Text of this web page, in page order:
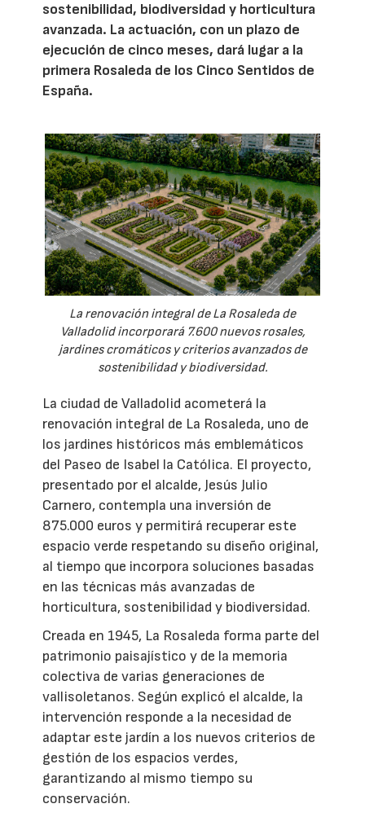
sostenibilidad, biodiversidad y horticultura
avanzada. La actuación, con un plazo de
ejecución de cinco meses, dará lugar a la
primera Rosaleda de los Cinco Sentidos de
España.
La renovación integral de La Rosaleda de
Valladolid incorporará 7.600 nuevos rosales,
jardines cromáticos y criterios avanzados de
sostenibilidad y biodiversidad.
La ciudad de Valladolid acometerá la
renovación integral de La Rosaleda, uno de
los jardines históricos más emblemáticos
del Paseo de Isabel la Católica. El proyecto,
presentado por el alcalde, Jesús Julio
Carnero, contempla una inversión de
875.000 euros y permitirá recuperar este
espacio verde respetando su diseño original,
al tiempo que incorpora soluciones basadas
en las técnicas más avanzadas de
horticultura, sostenibilidad y biodiversidad.
Creada en 1945, La Rosaleda forma parte del
patrimonio paisajístico y de la memoria
colectiva de varias generaciones de
vallisoletanos. Según explicó el alcalde, la
intervención responde a la necesidad de
adaptar este jardín a los nuevos criterios de
gestión de los espacios verdes,
garantizando al mismo tiempo su
conservación.